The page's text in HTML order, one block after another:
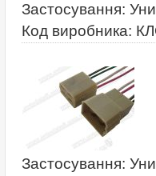
Застосування:
Код виробника:
Застосування: